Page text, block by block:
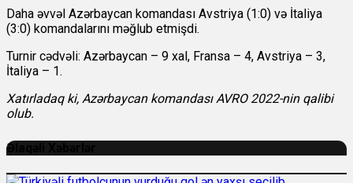
Daha əvvəl Azərbaycan komandası Avstriya (1:0) və İtaliya
(3:0) komandalarını məğlub etmişdi.
Turnir cədvəli: Azərbaycan – 9 xal, Fransa – 4, Avstriya – 3,
İtaliya – 1.
Xatırladaq ki, Azərbaycan komandası AVRO 2022-nin qalibi
olub.
Əlaqəli Xəbərlər